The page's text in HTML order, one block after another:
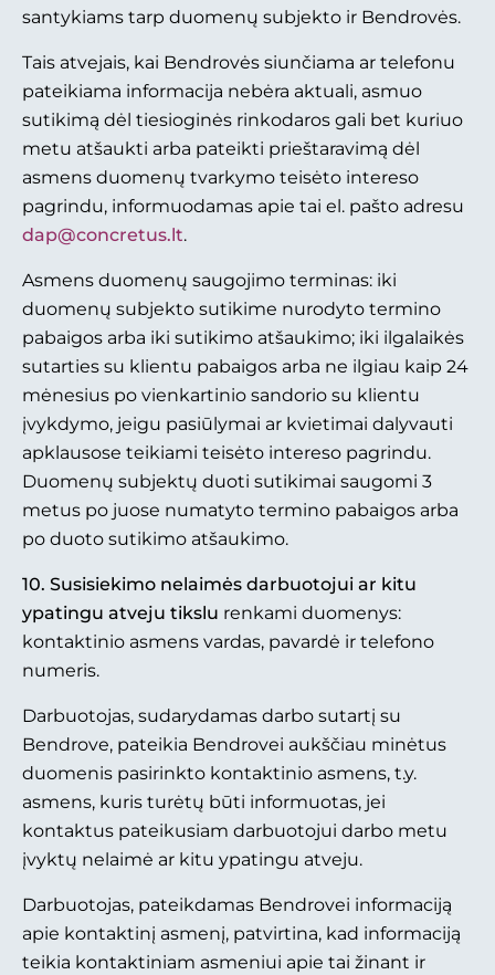
santykiams tarp duomenų subjekto ir Bendrovės.
Tais atvejais, kai Bendrovės siunčiama ar telefonu
pateikiama informacija nebėra aktuali, asmuo
sutikimą dėl tiesioginės rinkodaros gali bet kuriuo
metu atšaukti arba pateikti prieštaravimą dėl
asmens duomenų tvarkymo teisėto intereso
pagrindu, informuodamas apie tai el. pašto adresu
dap@concretus.lt.
Asmens duomenų saugojimo terminas: iki
duomenų subjekto sutikime nurodyto termino
pabaigos arba iki sutikimo atšaukimo; iki ilgalaikės
sutarties su klientu pabaigos arba ne ilgiau kaip 24
mėnesius po vienkartinio sandorio su klientu
įvykdymo, jeigu pasiūlymai ar kvietimai dalyvauti
apklausose teikiami teisėto intereso pagrindu.
Duomenų subjektų duoti sutikimai saugomi 3
metus po juose numatyto termino pabaigos arba
po duoto sutikimo atšaukimo.
10. Susisiekimo nelaimės darbuotojui ar kitu
ypatingu atveju tikslu renkami duomenys:
kontaktinio asmens vardas, pavardė ir telefono
numeris.
Darbuotojas, sudarydamas darbo sutartį su
Bendrove, pateikia Bendrovei aukščiau minėtus
duomenis pasirinkto kontaktinio asmens, t.y.
asmens, kuris turėtų būti informuotas, jei
kontaktus pateikusiam darbuotojui darbo metu
įvyktų nelaimė ar kitu ypatingu atveju.
Darbuotojas, pateikdamas Bendrovei informaciją
apie kontaktinį asmenį, patvirtina, kad informaciją
teikia kontaktiniam asmeniui apie tai žinant ir